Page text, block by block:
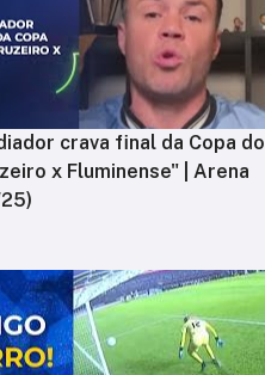
crava final da Copa do
x Fluminense" | Arena